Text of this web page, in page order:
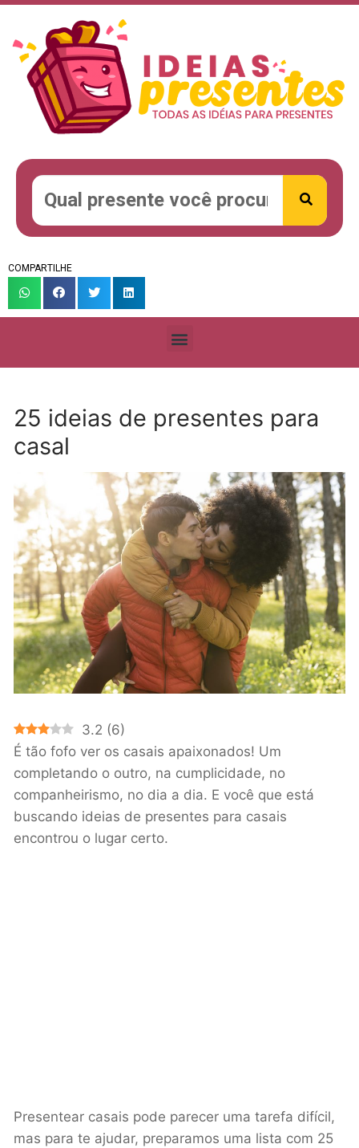
COMPARTILHE
25 ideias de presentes para
casal
3.2 (6)
É tão fofo ver os casais apaixonados! Um
completando o outro, na cumplicidade, no
companheirismo, no dia a dia. E você que está
buscando ideias de presentes para casais
encontrou o lugar certo.
Presentear casais pode parecer uma tarefa difícil,
mas para te ajudar, preparamos uma lista com 25